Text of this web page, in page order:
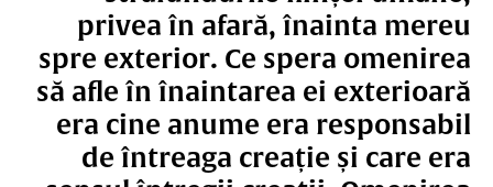
privea în afară, înainta mereu
spre exterior. Ce spera omenirea
să afle în înaintarea ei exterioară
era cine anume era responsabil
de întreaga creație și care era